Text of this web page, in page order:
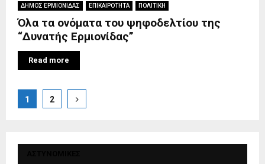
ΔΗΜΟΣ ΕΡΜΙΟΝΙΔΑΣ ΕΠΙΚΑΙΡΟΤΗΤΑ ΠΟΛΙΤΙΚΗ
Όλα τα ονόματα του ψηφοδελτίου της
“Δυνατής Ερμιονίδας”
Read more
Posts
1 2